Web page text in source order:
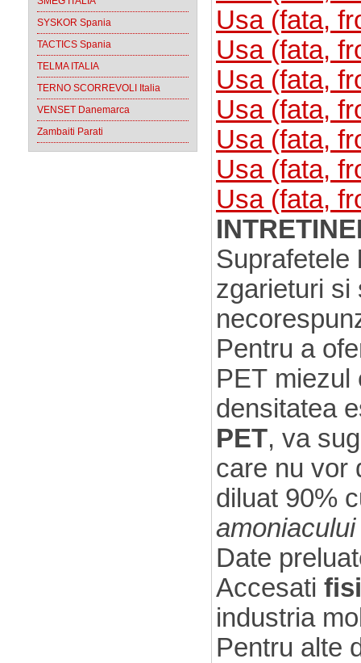
SYSKOR Spania
TACTICS Spania
TELMA ITALIA
TERNO SCORREVOLI Italia
VENSET Danemarca
Zambaiti Parati
Usa (fata,
Usa (fata,
Usa (fata,
Usa (fata,
Usa (fata,
Usa (fata,
Usa (fata,
Suprafetele
zgarieturi si
Pentru a
PET miezul
densitatea
PET, va
care nu vor
diluat 90%
Date
Accesati
industria
Pentru alte